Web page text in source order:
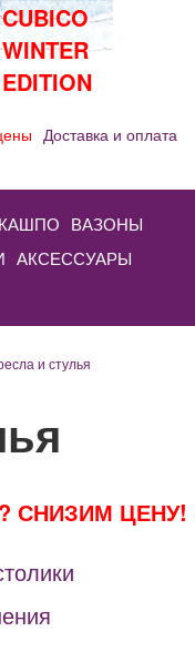
CUBICO
WINTER
EDITION
Доставка и оплата
КАШПО ВАЗОНЫ
АКСЕССУАРЫ
и стулья
СНИЗИМ ЦЕНУ!